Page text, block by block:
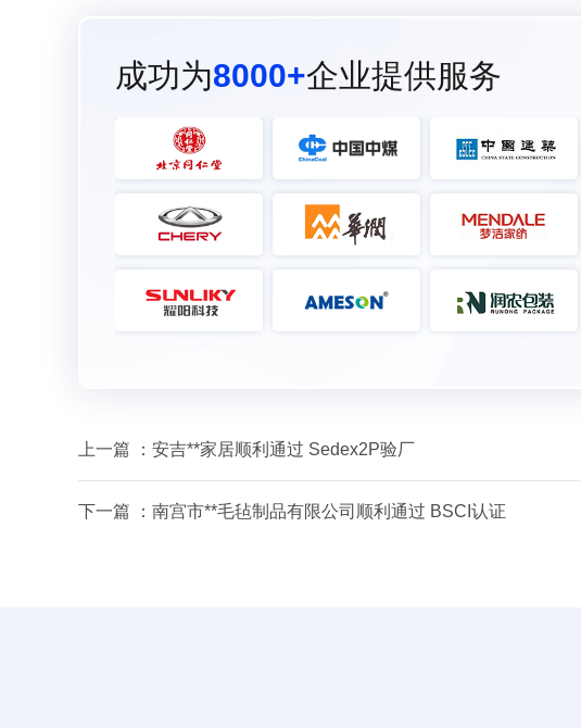
成功为8000+企业提供服务
上一篇 ： 安吉**家居顺利通过 Sedex2P验厂
下一篇 ： 南宫市**毛毡制品有限公司顺利通过 BSCI认证